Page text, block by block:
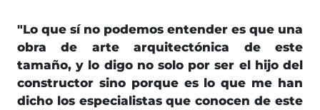
"Lo que sí no podemos entender es que una
obra de arte arquitectónica de este
tamaño, y lo digo no solo por ser el hijo del
constructor sino porque es lo que me han
dicho los especialistas que conocen de este